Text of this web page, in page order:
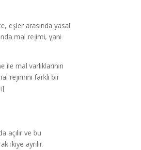
eşler arasında yasal
mal rejimi, yani
mal varlıklarının
rejimini farklı bir
açılır ve bu
ikiye ayrılır.